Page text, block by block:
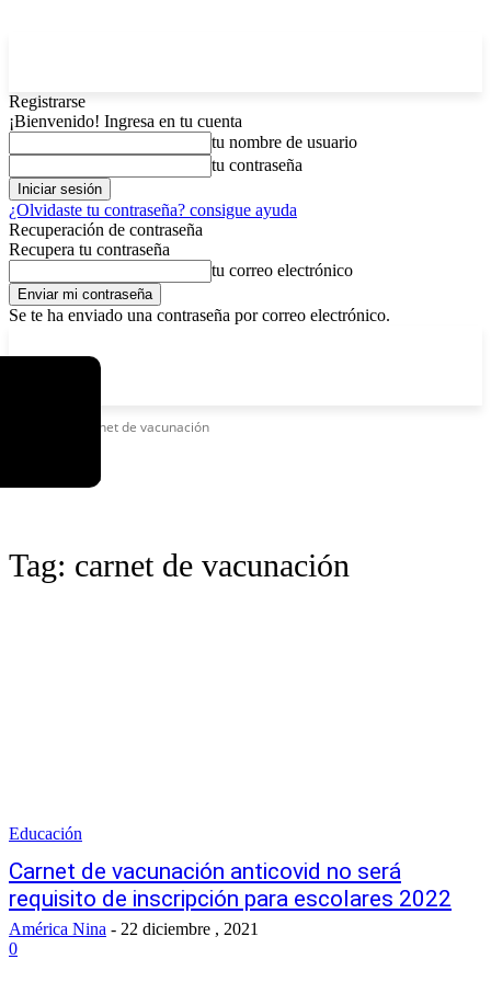
Registrarse
¡Bienvenido! Ingresa en tu cuenta
tu nombre de usuario
tu contraseña
¿Olvidaste tu contraseña? consigue ayuda
Recuperación de contraseña
Recupera tu contraseña
tu correo electrónico
Se te ha enviado una contraseña por correo electrónico.
Carnet de vacunación
Tag: carnet de vacunación
Educación
Carnet de vacunación anticovid no será
requisito de inscripción para escolares 2022
América Nina - 22 diciembre , 2021
0